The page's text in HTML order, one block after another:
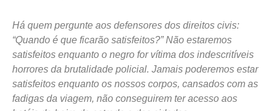
Há quem pergunte aos defensores dos direitos civis:
“Quando é que ficarão satisfeitos?” Não estaremos
satisfeitos enquanto o negro for vítima dos indescritíveis
horrores da brutalidade policial. Jamais poderemos estar
satisfeitos enquanto os nossos corpos, cansados com as
fadigas da viagem, não conseguirem ter acesso aos